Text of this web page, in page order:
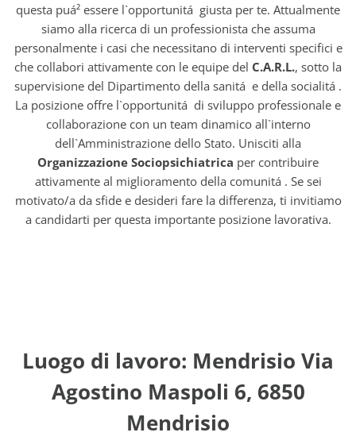
questa puá² essere l`opportunitá giusta per te. Attualmente
siamo alla ricerca di un professionista che assuma
personalmente i casi che necessitano di interventi specifici e
che collabori attivamente con le equipe del C.A.R.L., sotto la
supervisione del Dipartimento della sanitá e della socialitá .
La posizione offre l`opportunitá di sviluppo professionale e
collaborazione con un team dinamico all`interno
dell`Amministrazione dello Stato. Unisciti alla
Organizzazione Sociopsichiatrica per contribuire
attivamente al miglioramento della comunitá . Se sei
motivato/a da sfide e desideri fare la differenza, ti invitiamo
a candidarti per questa importante posizione lavorativa.
Luogo di lavoro: Mendrisio Via
Agostino Maspoli 6, 6850
Mendrisio